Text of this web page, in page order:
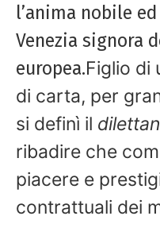
l’anima nobile
Venezia signora
europea.Figlio di
di carta, per
si definì il
ribadire che
piacere e
contrattuali dei